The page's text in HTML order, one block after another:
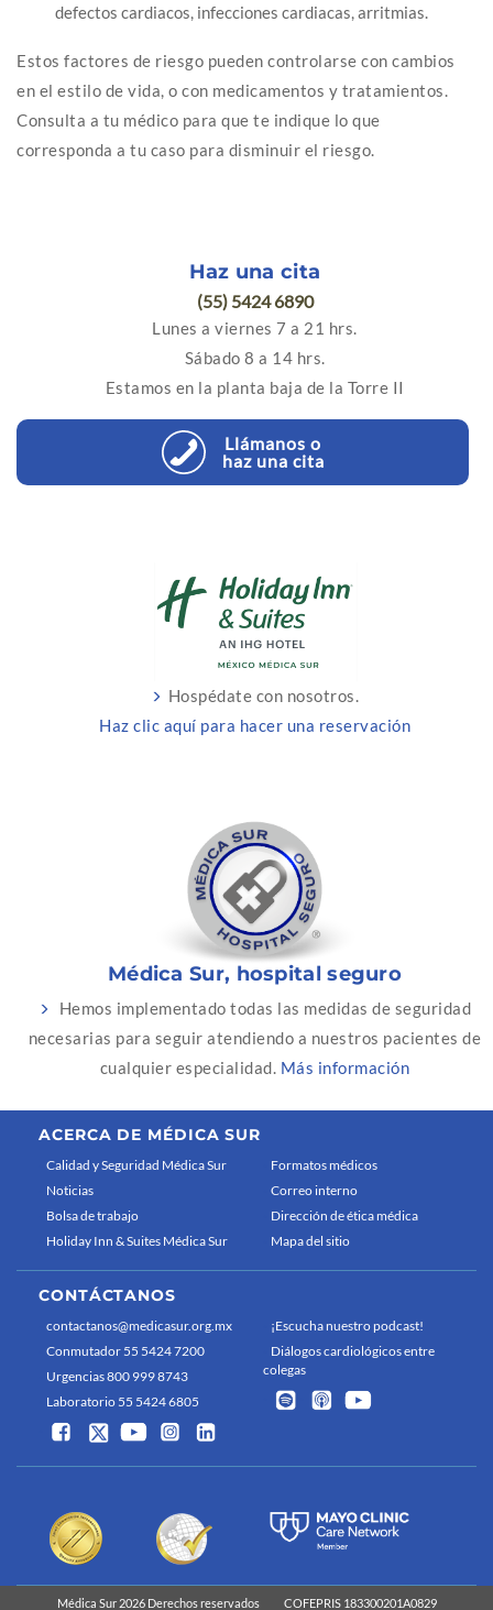
defectos cardiacos, infecciones cardiacas, arritmias.
Estos factores de riesgo pueden controlarse con cambios
en el estilo de vida, o con medicamentos y tratamientos.
Consulta a tu médico para que te indique lo que
corresponda a tu caso para disminuir el riesgo.
Haz una cita
(55) 5424 6890
Lunes a viernes 7 a 21 hrs.
Sábado 8 a 14 hrs.
Estamos en la planta baja de la Torre II
Llámanos o
haz una cita
Hospédate con nosotros.
Haz clic aquí para hacer una reservación
Médica Sur, hospital seguro
Hemos implementado todas las medidas de seguridad
necesarias para seguir atendiendo a nuestros pacientes de
cualquier especialidad. Más información
ACERCA DE MÉDICA SUR
Calidad y Seguridad Médica Sur
Noticias
Bolsa de trabajo
Holiday Inn & Suites Médica Sur
Formatos médicos
Correo interno
Dirección de ética médica
Mapa del sitio
CONTÁCTANOS
contactanos@medicasur.org.mx
Conmutador 55 5424 7200
Urgencias 800 999 8743
Laboratorio 55 5424 6805
¡Escucha nuestro podcast!
Diálogos cardiológicos entre
colegas
Médica Sur 2026 Derechos reservados COFEPRIS 183300201A0829